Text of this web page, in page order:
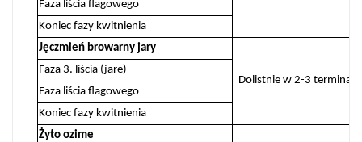
Faza liścia flagowego
Koniec fazy kwitnienia
Jęczmień browarny jary
Dolistnie w 2-3 terminach
Faza 3. liścia (jare)
Faza liścia flagowego
Koniec fazy kwitnienia
Żyto ozime